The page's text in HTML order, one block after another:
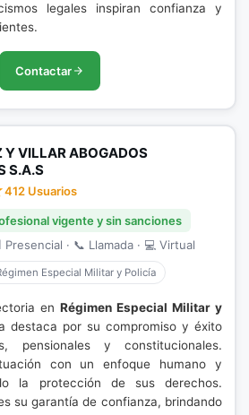
legales inspiran confianza y
Contactar
Y VILLAR ABOGADOS
S.A.S
412 Usuarios
vigente y sin sanciones
Presencial · 📞 Llamada · 💻 Virtual
Especial Militar y Policía
en Régimen Especial Militar y
destaca por su compromiso y éxito
pensionales y constitucionales.
con un enfoque humano y
la protección de sus derechos.
su garantía de confianza, brindando